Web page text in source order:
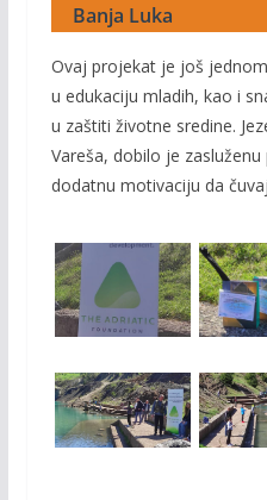
Banja Luka
Ovaj projekat je još
u edukaciju mladih, kao i
u zaštiti životne sredine.
Vareša, dobilo je
dodatnu motivaciju da